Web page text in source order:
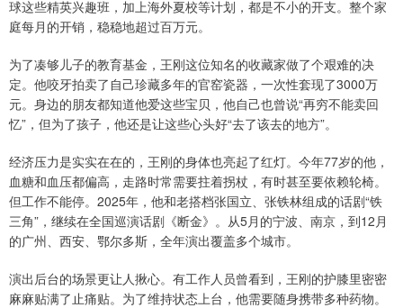
球这些精英兴趣班，加上海外夏校等计划，都是不小的开支。整个家
庭每月的开销，稳稳地超过百万元。
为了凑够儿子的教育基金，王刚这位知名的收藏家做了个艰难的决
定。他咬牙拍卖了自己珍藏多年的官窑瓷器，一次性套现了3000万
元。身边的朋友都知道他爱这些宝贝，他自己也曾说“再穷不能卖回
忆”，但为了孩子，他还是让这些心头好“去了该去的地方”。
经济压力是实实在在的，王刚的身体也亮起了红灯。今年77岁的他，
血糖和血压都偏高，走路时常需要拄着拐杖，有时甚至要依赖轮椅。
但工作不能停。2025年，他和老搭档张国立、张铁林组成的话剧“铁
三角”，继续在全国巡演话剧《断金》。从5月的宁波、南京，到12月
的广州、西安、鄂尔多斯，全年演出覆盖多个城市。
演出后台的场景更让人揪心。有工作人员曾看到，王刚的护膝里密密
麻麻贴满了止痛贴。为了维持状态上台，他需要随身携带多种药物。